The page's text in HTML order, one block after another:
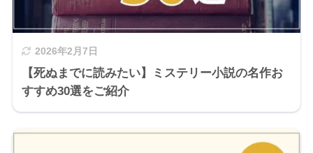
2026年2月7日
【死ぬまでに読みたい】ミステリー小説の名作お
すすめ30選をご紹介